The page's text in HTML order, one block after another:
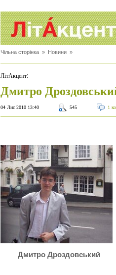
Чільна сторінка » Новини »
ЛітАкцент:
Дмитро
04 Лис 2010 13:40 545 1
Дмитро Дроздовський